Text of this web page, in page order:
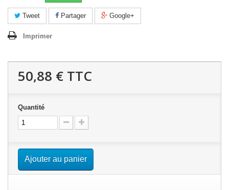
Tweet Partager Google+
Imprimer
50,88 € TTC
Quantité
Ajouter au panier